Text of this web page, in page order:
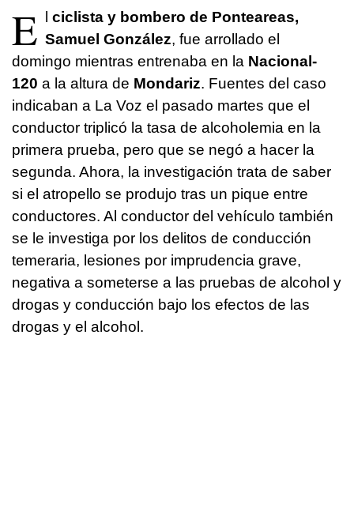
E
ciclista y bombero de Ponteareas,
Samuel González, fue arrollado el
domingo mientras entrenaba en la Nacional-
120 a la altura de Mondariz. Fuentes del caso
indicaban a La Voz el pasado martes que el
conductor triplicó la tasa de alcoholemia en la
primera prueba, pero que se negó a hacer la
segunda. Ahora, la investigación trata de saber
si el atropello se produjo tras un pique entre
conductores. Al conductor del vehículo también
se le investiga por los delitos de conducción
temeraria, lesiones por imprudencia grave,
negativa a someterse a las pruebas de alcohol y
drogas y conducción bajo los efectos de las
drogas y el alcohol.